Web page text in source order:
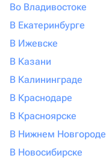
Во Владивостоке
В Екатеринбурге
В Ижевске
В Казани
В Калининграде
В Краснодаре
В Красноярске
В Нижнем Новгороде
В Новосибирске